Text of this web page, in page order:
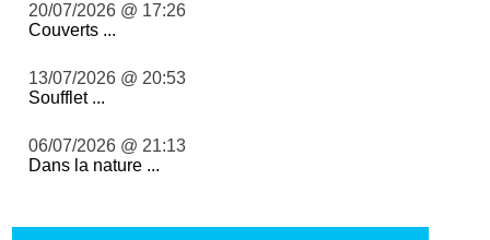
20/07/2026 @ 17:26
Couverts ...
13/07/2026 @ 20:53
Soufflet ...
06/07/2026 @ 21:13
Dans la nature ...